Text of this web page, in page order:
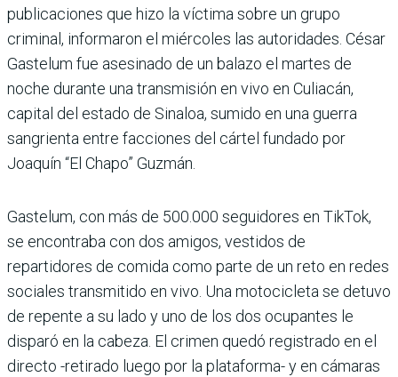
publicaciones que hizo la víctima sobre un grupo
criminal, informaron el miércoles las autoridades. César
Gastelum fue asesinado de un balazo el martes de
noche durante una transmisión en vivo en Culiacán,
capital del estado de Sinaloa, sumido en una guerra
sangrienta entre facciones del cártel fundado por
Joaquín “El Chapo” Guzmán.
Gastelum, con más de 500.000 seguidores en TikTok,
se encontraba con dos amigos, vestidos de
repartidores de comida como parte de un reto en redes
sociales transmitido en vivo. Una motocicleta se detuvo
de repente a su lado y uno de los dos ocupantes le
disparó en la cabeza. El crimen quedó registrado en el
directo -retirado luego por la plataforma- y en cámaras